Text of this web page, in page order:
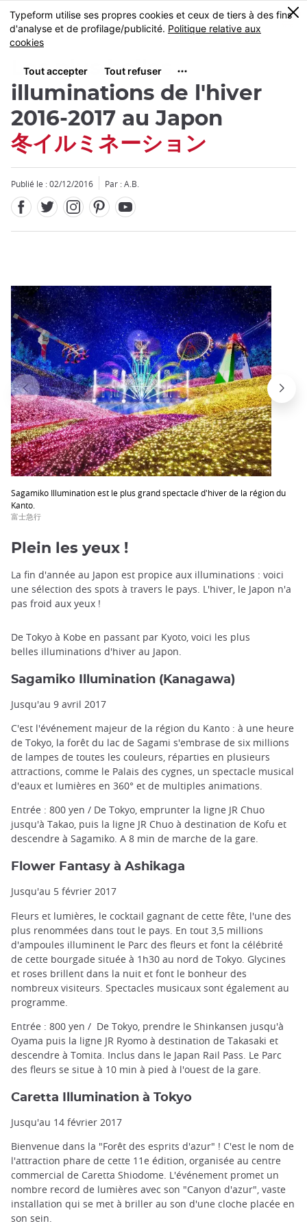
Skip
to
main
MENU
0
Les plus belles
illuminations de l'hiver
2016-2017 au Japon
冬イルミネーション
Publié le : 02/12/2016 Par : A.B.
Sagamiko Illumination est le plus grand spectacle d'hiver de la région du
Kanto.
富士急行
Fermer
Plein les yeux !
La fin d'année au Japon est propice aux illuminations : voici
une sélection des spots à travers le pays. L'hiver, le Japon n'a
pas froid aux yeux !
De Tokyo à Kobe en passant par Kyoto, voici les plus
belles illuminations d'hiver au Japon.
Sagamiko Illumination (Kanagawa)
Jusqu'au 9 avril 2017
C'est l'événement majeur de la région du Kanto : à une heure
de Tokyo, la forêt du lac de Sagami s'embrase de six millions
de lampes de toutes les couleurs, réparties en plusieurs
attractions, comme le Palais des cygnes, un spectacle musical
d'eaux et lumières en 360° et de multiples animations.
Entrée : 800 yen / De Tokyo, emprunter la ligne JR Chuo
jusqu'à Takao, puis la ligne JR Chuo à destination de Kofu et
descendre à Sagamiko. A 8 min de marche de la gare.
Flower Fantasy à Ashikaga
Jusqu'au 5 février 2017
Fleurs et lumières, le cocktail gagnant de cette fête, l'une des
plus renommées dans tout le pays. En tout 3,5 millions
d'ampoules illuminent le Parc des fleurs et font la célébrité
de cette bourgade située à 1h30 au nord de Tokyo. Glycines
et roses brillent dans la nuit et font le bonheur des
nombreux visiteurs. Spectacles musicaux sont également au
programme.
Entrée : 800 yen / De Tokyo, prendre le Shinkansen jusqu'à
Oyama puis la ligne JR Ryomo à destination de Takasaki et
descendre à Tomita. Inclus dans le Japan Rail Pass. Le Parc
des fleurs se situe à 10 min à pied à l'ouest de la gare.
Caretta Illumination à Tokyo
Jusqu'au 14 février 2017
Bienvenue dans la "Forêt des esprits d'azur" ! C'est le nom de
l'attraction phare de cette 11e édition, organisée au centre
commercial de Caretta Shiodome. L'événement promet un
nombre record de lumières avec son "Canyon d'azur", vaste
installation qui se met à briller au son d'une cloche placée en
son sein.